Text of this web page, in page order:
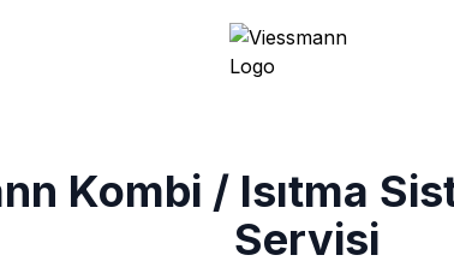
Kombi / Isıtma
Servisi